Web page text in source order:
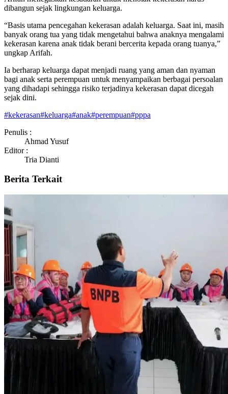
dibangun sejak lingkungan keluarga.
“Basis utama pencegahan kekerasan adalah keluarga. Saat ini, masih
banyak orang tua yang tidak mengetahui bahwa anaknya mengalami
kekerasan karena anak tidak berani bercerita kepada orang tuanya,”
ungkap Arifah.
Ia berharap keluarga dapat menjadi ruang yang aman dan nyaman
bagi anak serta perempuan untuk menyampaikan berbagai persoalan
yang dihadapi sehingga risiko terjadinya kekerasan dapat dicegah
sejak dini.
#kekerasan#keluarga#anak#perempuan#pppa
Penulis :
Ahmad Yusuf
Editor :
Tria Dianti
Berita Terkait